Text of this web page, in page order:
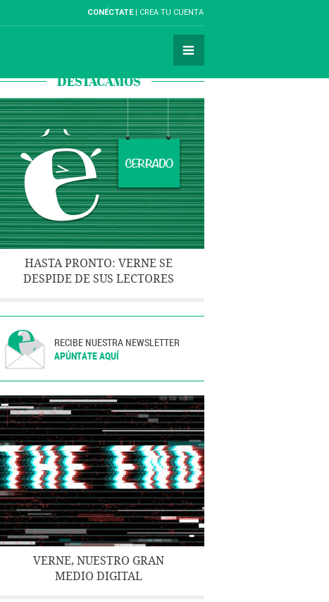
CONÉCTATE CREA TU CUENTA
DESTACAMOS
HASTA PRONTO: VERNE SE
DESPIDE DE SUS LECTORES
RECIBE NUESTRA NEWSLETTER
APÚNTATE AQUÍ
VERNE, NUESTRO GRAN
MEDIO DIGITAL